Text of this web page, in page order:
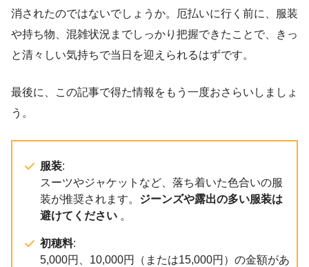
消されたのではないでしょうか。厄払いに行く前に、服装
や持ち物、混雑状況までしっかり把握できたことで、きっ
と清々しい気持ちで当日を迎えられるはずです。
最後に、この記事で得た情報をもう一度おさらいしましょ
う。
服装:
スーツやジャケットなど、落ち着いた色合いの服
装が推奨されます。 ジーンズや露出の多い服装は
避けてください 。
初穂料:
5,000円、10,000円（または15,000円）の金額があ